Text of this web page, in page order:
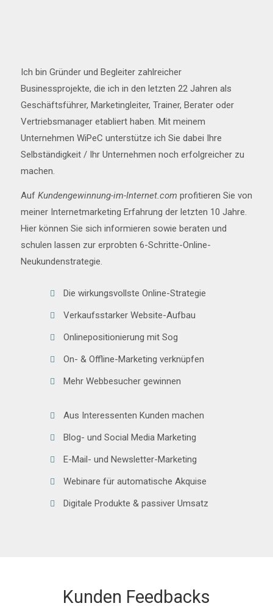
Ich bin Gründer und Begleiter zahlreicher
Businessprojekte, die ich in den letzten 22 Jahren als
Geschäftsführer, Marketingleiter, Trainer, Berater oder
Vertriebsmanager etabliert haben. Mit meinem
Unternehmen WiPeC unterstütze ich Sie dabei Ihre
Selbständigkeit / Ihr Unternehmen noch erfolgreicher zu
machen.
Auf Kundengewinnung-im-Internet.com profitieren Sie von
meiner Internetmarketing Erfahrung der letzten 10 Jahre.
Hier können Sie sich informieren sowie beraten und
schulen lassen zur erprobten 6-Schritte-Online-
Neukundenstrategie.
Die wirkungsvollste Online-Strategie
Verkaufsstarker Website-Aufbau
Onlinepositionierung mit Sog
On- & Offline-Marketing verknüpfen
Mehr Webbesucher gewinnen
Aus Interessenten Kunden machen
Blog- und Social Media Marketing
E-Mail- und Newsletter-Marketing
Webinare für automatische Akquise
Digitale Produkte & passiver Umsatz
Kunden Feedbacks